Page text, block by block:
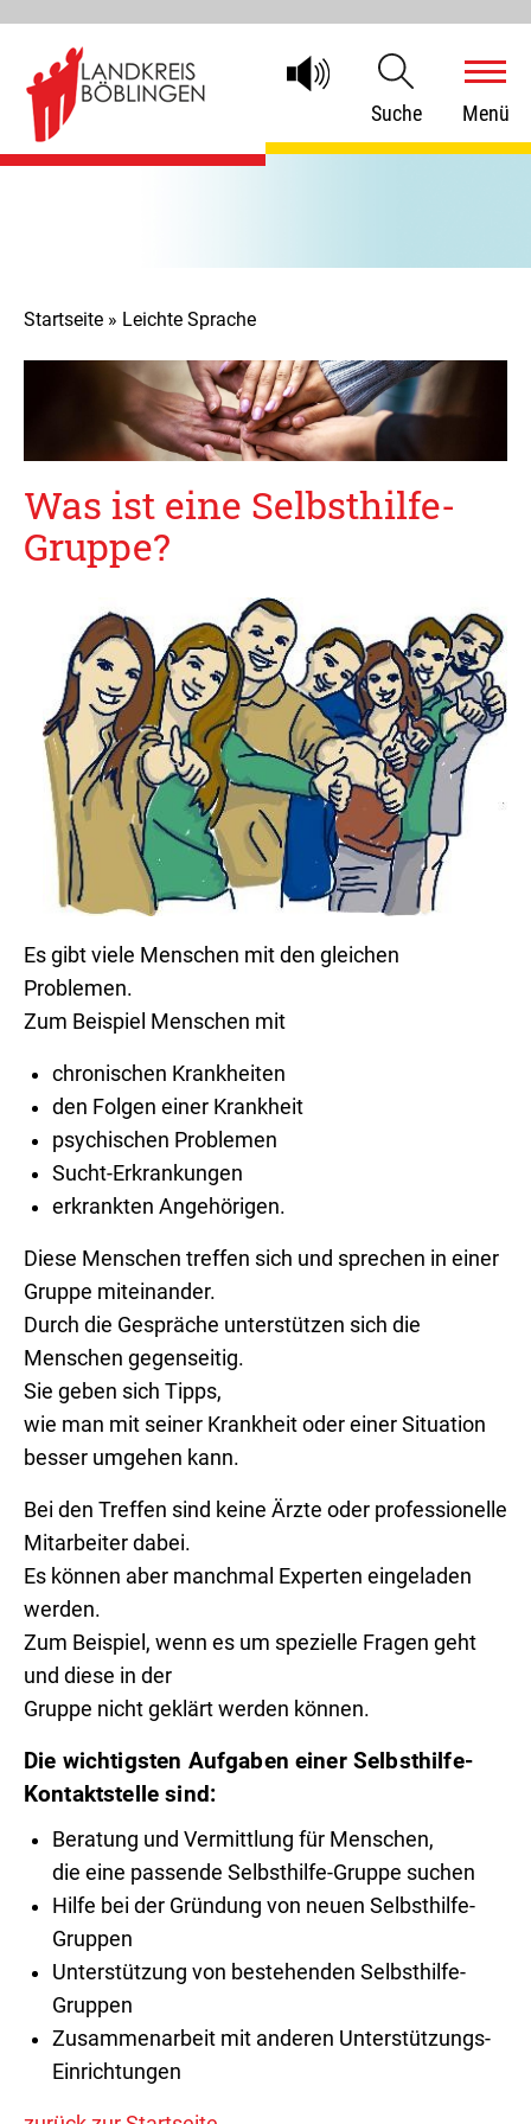
Suche Menü
Startseite » Leichte Sprache
Was ist eine Selbsthilfe-
Gruppe?
Es gibt viele Menschen mit den gleichen
Problemen.
Zum Beispiel Menschen mit
chronischen Krankheiten
den Folgen einer Krankheit
psychischen Problemen
Sucht-Erkrankungen
erkrankten Angehörigen.
Diese Menschen treffen sich und sprechen in einer
Gruppe miteinander.
Durch die Gespräche unterstützen sich die
Menschen gegenseitig.
Sie geben sich Tipps,
wie man mit seiner Krankheit oder einer Situation
besser umgehen kann.
Bei den Treffen sind keine Ärzte oder professionelle
Mitarbeiter dabei.
Es können aber manchmal Experten eingeladen
werden.
Zum Beispiel, wenn es um spezielle Fragen geht
und diese in der
Gruppe nicht geklärt werden können.
Die wichtigsten Aufgaben einer Selbsthilfe-
Kontaktstelle sind:
Beratung und Vermittlung für Menschen,
die eine passende Selbsthilfe-Gruppe suchen
Hilfe bei der Gründung von neuen Selbsthilfe-
Gruppen
Unterstützung von bestehenden Selbsthilfe-
Gruppen
Zusammenarbeit mit anderen Unterstützungs-
Einrichtungen